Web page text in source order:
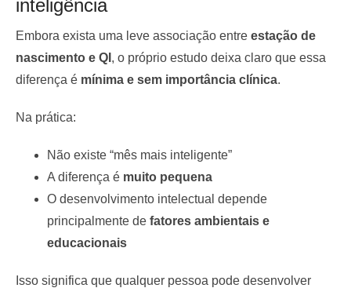
inteligência
Embora exista uma leve associação entre estação de
nascimento e QI , o próprio estudo deixa claro que essa
diferença é mínima e sem importância clínica.
Na prática:
Não existe “mês mais inteligente”
A diferença é muito pequena
O desenvolvimento intelectual depende
principalmente de fatores ambientais e
educacionais
Isso significa que qualquer pessoa pode desenvolver